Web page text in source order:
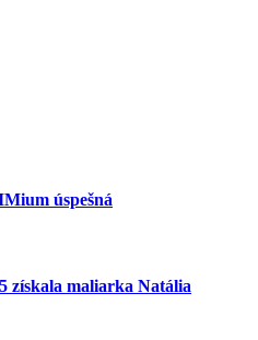
úspešná
získala maliarka Natália